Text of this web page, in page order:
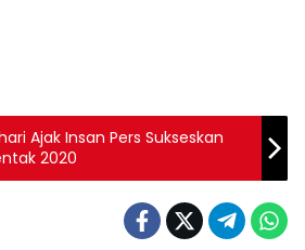
Ajak Insan Pers Sukseskan
2020